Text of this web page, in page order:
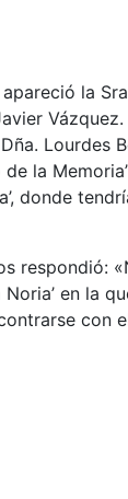
la
Vázquez.
Lourdes
la
donde
respondió:
en la
con